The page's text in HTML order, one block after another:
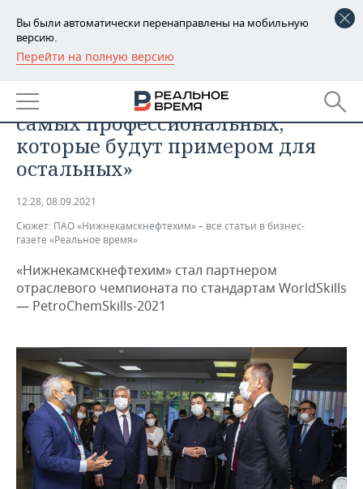
Вы были автоматически перенаправлены на мобильную
версию.
Перейти на полную версию
РЕГИОНЫ
БАШКОРТОСТАН
ТАТАРСТАН
УДМУРТИЯ
НОВОСТИ
АНАЛИТИКА
НОВОСТИ АНАЛИТИКИ
ДЕКЛАРАЦИИ О ДОХОДАХ
КОРОЛИ ГОСЗАКАЗА ПФО
ВУЗЫ ТАТАРСТАНА
ТАТАРСТАНА
ЭКОНОМИКА
НОВОСТИ ЭКОНОМИКИ
ФИНАНСЫ
БАНКИ
ИНВЕСТИЦИИ
ПРОМЫШЛЕННОСТЬ
НОВОСТИ
АГРОПРОМ
НЕФТЕХИМИЯ
НЕФТЬ
ОПК
ЭНЕРГЕТИКА
НЕДВИЖИМОСТЬ
НОВОСТИ НЕДВИЖИМОСТИ
АВТО
НОВОСТИ БИЗНЕСА
РОЗНИЧНАЯ ТОРГОВЛЯ
ТРАНСПОРТ
УСЛУГИ
ТЕХНОЛОГИИ
НОВОСТИ ТЕХНОЛОГИЙ
IT
МЕДИА
МЕРОПРИЯТИЯ
НОВОСТИ МЕРОПРИЯТИЙ
ВЫЕЗДНАЯ РЕДАКЦИЯ
СПОРТ
НОВОСТИ СПОРТА
ОБЩЕСТВО
Дмитрий Конов: «Болею за
самых профессиональных,
которые будут примером для
остальных»
12:28, 08.09.2021
Сюжет: ПАО «Нижнекамскнефтехим» – все статьи в бизнес-
газете «Реальное время»
«Нижнекамскнефтехим» стал партнером
отраслевого чемпионата по стандартам WorldSkills
— PetroChemSkills-2021